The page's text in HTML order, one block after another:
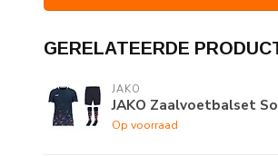
GERELATEERDE
JAKO
JAKO Zaalvoetbalset
Op voorraad